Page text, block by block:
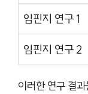
임핀지 연구 1
임핀지 연구 2
이러한 연구 결